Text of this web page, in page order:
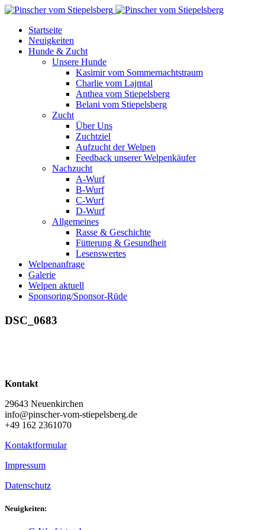
Startseite
Neuigkeiten
Hunde & Zucht
Unsere Hunde
Kasimir vom Sommernachtstraum
Charlie vom Lajmtal
Anthea vom Stiepelsberg
Belani vom Stiepelsberg
Zucht
Über Uns
Zuchtziel
Aufzucht der Welpen
Feedback unserer Welpenkäufer
Nachzucht
A-Wurf
B-Wurf
C-Wurf
D-Wurf
Allgemeines
Rasse & Geschichte
Fütterung & Gesundheit
Lesenswertes
Welpenanfrage
Galerie
Welpen aktuell
Sponsoring/Sponsor-Rüde
DSC_0683
Kontakt
29643 Neuenkirchen
info@pinscher-vom-stiepelsberg.de
+49 162 2361070
Kontaktformular
Impressum
Datenschutz
Neuigkeiten: